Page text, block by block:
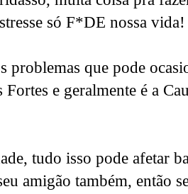
só F*DE nossa vida!
problemas que pode
Fortes e geralmente é a
tudo isso pode afetar
amigão também, então